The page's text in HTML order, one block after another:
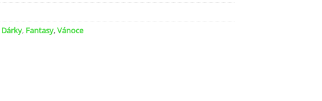
Dárky, Fantasy,Vánoce